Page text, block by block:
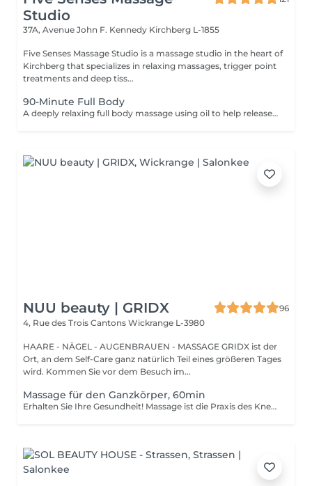
Studio
37A, Avenue John F. Kennedy Kirchberg L-1855
Five Senses Massage Studio is a massage studio in the heart of
Kirchberg that specializes in relaxing massages, trigger point
treatments and deep tiss...
90-Minute Full Body
A deeply relaxing full body massage using oil to help release tension, calm the nervous system, and restore overall wellbeing. The treatment typically includes the feet, legs (front and back), back, arms, shoulders, and neck. Pressure and focus areas can be adjusted according to your needs and preferences and discussed before the session.
NUU beauty | GRIDX
96
4, Rue des Trois Cantons Wickrange L-3980
HAARE - NÄGEL - AUGENBRAUEN - MASSAGE GRIDX ist der
Ort, an dem Self-Care ganz natürlich Teil eines größeren Tages
wird. Kommen Sie vor dem Besuch im...
Massage für den Ganzkörper, 60min
Erhalten Sie Ihre Gesundheit! Massage ist die Praxis des Knetens oder Bearbeitens der Muskeln und anderer Weichteile einer Person, um Stress zu reduzieren, Muskelschmerzen zu lindern, die Entspannung zu fördern und die Funktion des Immunsystems zu verbessern. Vorteile einer Ganzkörpermassage für die Gesundheit: - reduziert Stress - entspannend - verbessert die Durchblutung - verbessert das Immunsystem des Körpers Wie wird eine Ganzkörpermassage durchgeführt? - Kopf und Nacken werden massiert - Schultern und Rücken werden massiert - Hände und Arme werden massiert - Füße und Beine werden massiert - der Bauch wird massiert Altersbeschränkungen: es gibt keine Altersbeschränkungen für dieses Verfahren. Empfehlungen nach dem Eingriff: nach dem Eingriff 2-3 Stunden keinen Sport und plötzliche Bewegungen machen. Frequenz: 1-2 Mal pro Woche, insgesamt 10 Mal. Wiederholen Sie den Eingriff alle 3-6 Monate.